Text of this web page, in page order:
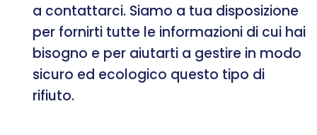
a contattarci. Siamo a tua disposizione
per fornirti tutte le informazioni di cui hai
bisogno e per aiutarti a gestire in modo
sicuro ed ecologico questo tipo di
rifiuto.